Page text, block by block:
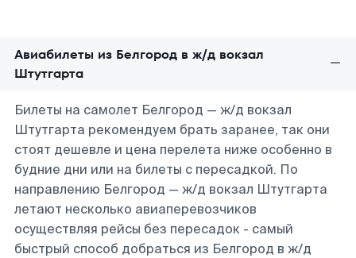
Авиабилеты из Белгород в ж/д вокзал
Штутгарта
Билеты на самолет Белгород — ж/д вокзал
Штутгарта рекомендуем брать заранее, так они
стоят дешевле и цена перелета ниже особенно в
будние дни или на билеты с пересадкой. По
направлению Белгород — ж/д вокзал Штутгарта
летают несколько авиаперевозчиков
осуществляя рейсы без пересадок - самый
быстрый способ добраться из Белгород в ж/д